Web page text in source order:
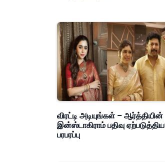
விரட்டி அடியுங்கள் – ஆர்த்தியின்
இன்ஸ்டாகிராம் பதிவு ஏற்படுத்திய
பரபரப்பு